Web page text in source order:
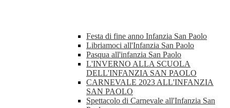
Festa di fine anno Infanzia San Paolo
Libriamoci all'Infanzia San Paolo
Pasqua all'infanzia San Paolo
L'INVERNO ALLA SCUOLA
DELL'INFANZIA SAN PAOLO
CARNEVALE 2023 ALL'INFANZIA
SAN PAOLO
Spettacolo di Carnevale all'Infanzia San